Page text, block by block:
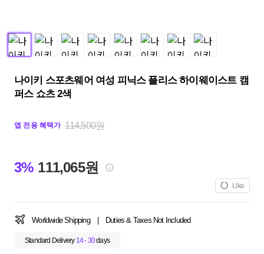
나이키 스포츠웨어 여성 피닉스 플리스 하이웨이스트 캠
퍼스 쇼츠 2색
앱 전용 혜택가 114,500원
3% 111,065원
Like
Worldwide Shipping Duties & Taxes Not Included
Standard Delivery 14 - 30days